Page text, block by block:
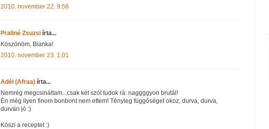
2010. november 22. 9:56
Praliné Zsuzsi írta...
Köszönöm, Bianka!
2010. november 23. 1:01
Adél (Afraa) írta...
Nemrég megcsináltam...csak két szót tudok rá: naggggyon brutál!
Én még ilyen finom bonbont nem ettem! Tényleg függőséget okoz, durva, durva,
durván jó :)
Köszi a receptet :)